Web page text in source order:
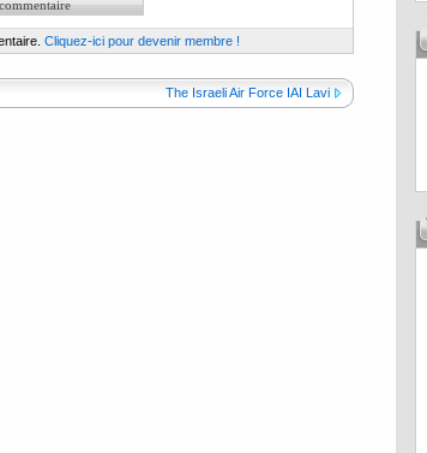
Cliquez-ici pour devenir membre !
The Israeli Air Force IAI Lavi